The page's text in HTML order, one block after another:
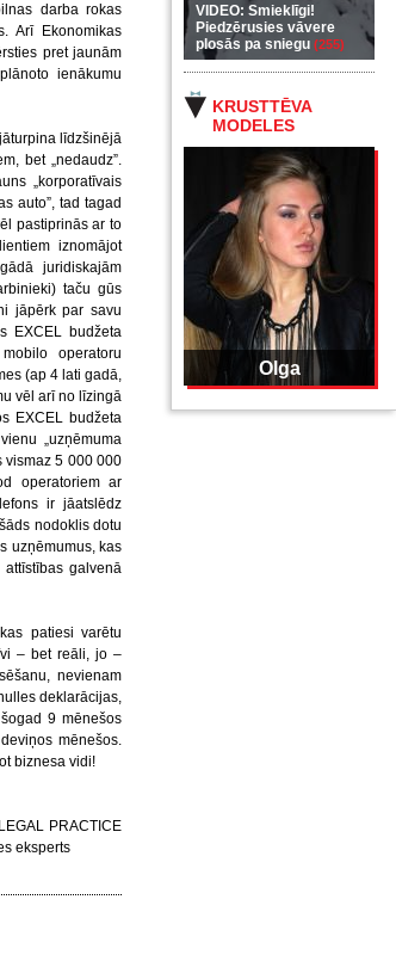
VIDEO: Smieklīgi!
Piedzērusies vāvere
plosās pa sniegu (255)
KRUSTTĒVA
MODELES
Olga
darba rokas
Arī Ekonomikas
pret jaunām
ienākumu
līdzšinējā
bet „nedaudz”.
„korporatīvais
auto”, tad tagad
pastiprinās ar to
iznomājot
juridiskajām
taču gūs
jāpērk par savu
EXCEL budžeta
operatoru
(ap 4 lati gadā,
vēl arī no līzingā
EXCEL budžeta
„uzņēmuma
vismaz 5 000 000
operatoriem ar
ir jāatslēdz
nodoklis dotu
uzņēmumus, kas
galvenā
patiesi varētu
– bet reāli, jo –
nevienam
deklarācijas,
9 mēnešos
mēnešos.
biznesa vidi!
PRACTICE
eksperts